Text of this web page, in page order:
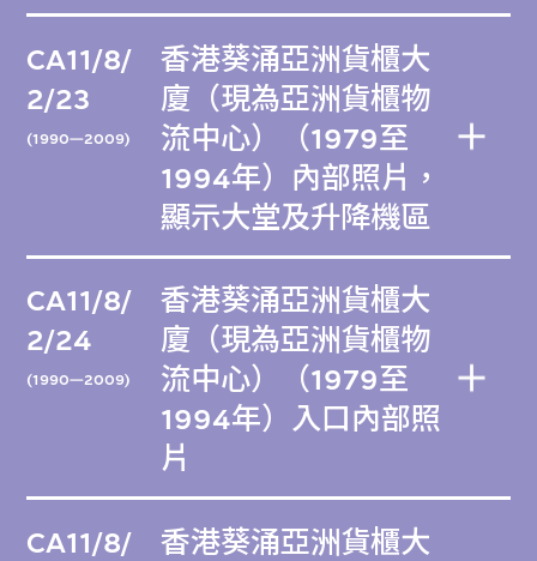
CA11/8/
2/23
(1990—2009)
香港葵涌亞洲貨櫃大
廈（現為亞洲貨櫃物
流中心）（1979至
1994年）內部照片，
顯示大堂及升降機區
CA11/8/
2/24
(1990—2009)
香港葵涌亞洲貨櫃大
廈（現為亞洲貨櫃物
流中心）（1979至
1994年）入口內部照
片
CA11/8/
香港葵涌亞洲貨櫃大